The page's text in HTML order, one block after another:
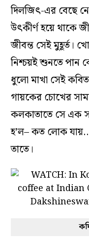
দিলজিৎ-এর বেছে
উৎকীর্ণ হয়ে থাকে
জীবন্ত সেই মুহূর্ত।
নিশ্চয়ই শুনতে
ধুলো মাখা সেই
গায়কের চোখের
কলকাতাতে সে এক
হ’ল– কত লোক
তাতে।